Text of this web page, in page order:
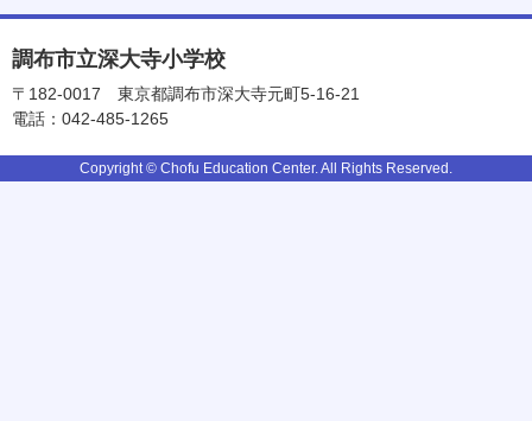
調布市立深大寺小学校
〒182-0017
東京都調布市深大寺元町5-16-21
電話：042-485-1265
Copyright © Chofu Education Center. All Rights Reserved.